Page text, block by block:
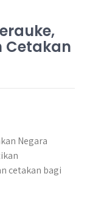
Cetakan
Negara
cetakan bagi